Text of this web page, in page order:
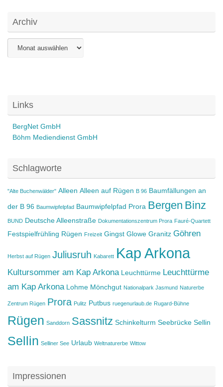
Archiv
Links
BergNet GmbH
Böhm Mediendienst GmbH
Schlagworte
"Alte Buchenwälder" Alleen Alleen auf Rügen B 96 Baumfällungen an
der B 96 Baumwipfelpfad Baumwipfelpfad Prora Bergen Binz
BUND Deutsche Alleenstraße Dokumentationszentrum Prora Fauré-Quartett
Festspielfrühling Rügen Freizeit Gingst Glowe Granitz Göhren
Herbst auf Rügen Juliusruh Kabarett Kap Arkona
Kultursommer am Kap Arkona Leuchttürme Leuchttürme
am Kap Arkona Lohme Mönchgut Nationalpark Jasmund Naturerbe
Zentrum Rügen Prora Pulitz Putbus ruegenurlaub.de Rugard-Bühne
Rügen Sanddorn Sassnitz Schinkelturm Seebrücke Sellin
Sellin Selliner See Urlaub Weltnaturerbe Wittow
Impressionen